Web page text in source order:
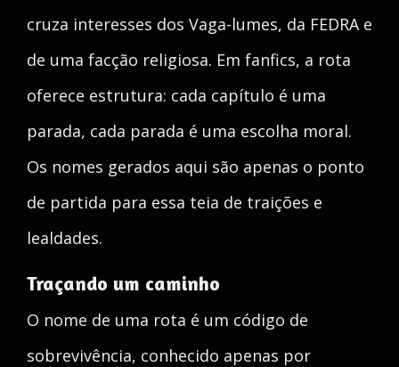
cruza interesses dos Vaga-lumes, da FEDRA e
de uma facção religiosa. Em fanfics, a rota
oferece estrutura: cada capítulo é uma
parada, cada parada é uma escolha moral.
Os nomes gerados aqui são apenas o ponto
de partida para essa teia de traições e
lealdades.
Traçando um caminho
O nome de uma rota é um código de
sobrevivência, conhecido apenas por